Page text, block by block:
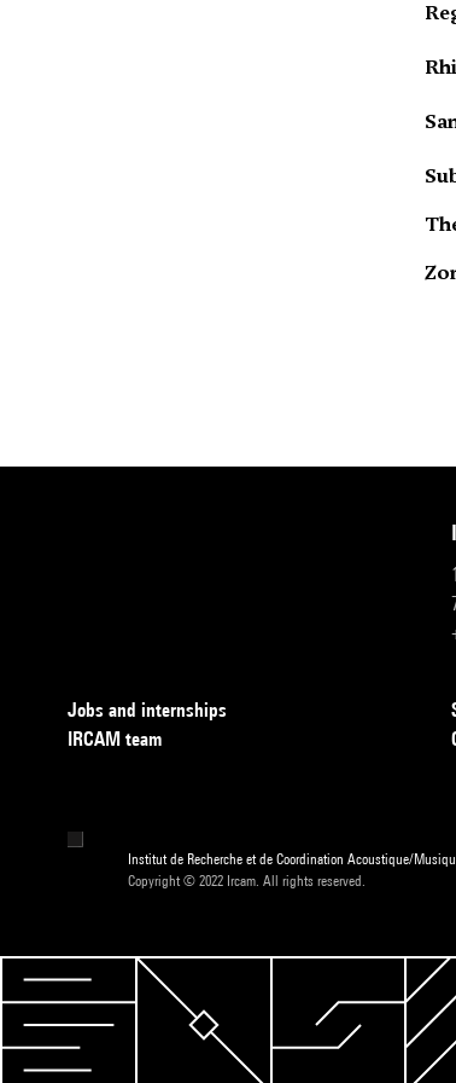
Jobs and internships
IRCAM team
Institut de Recherche et de Coordination Acoustique/
Copyright © 2022 Ircam. All rights reserved.